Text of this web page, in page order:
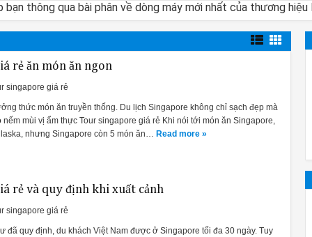
thông qua bài phân về dòng máy mới nhất của thương hiệu
bếp:
bảo thẩm mỹ hơn các dòng trước. Người dùng có thể
điều khiển phía trước. Đó là một chùm sáng màu đỏ nhỏ được
cung cấp cho bạn một sự lựa chọn giữa điều khiển cảm ứng
tự động, bình thường, sinh thái, Express, và Rinse. Những
rẻ ăn món ăn ngon
singapore giá rẻ
thức món ăn truyền thống. Du lịch Singapore không chỉ sạch đẹp mà
nếm mùi vị ẩm thực Tour singapore giá rẻ Khi nói tới món ăn Singapore,
nhưng Singapore còn 5 món ăn… Read more »
rẻ và quy định khi xuất cảnh
singapore giá rẻ
đã quy định, du khách Việt Nam được ở Singapore tối đa 30 ngày. Tuy